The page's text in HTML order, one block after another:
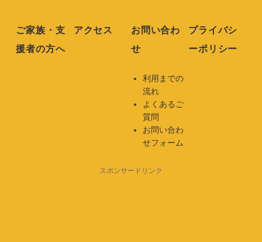
ご家族・支
援者の方へ
アクセス
お問い合わ
せ
利用までの
流れ
よくあるご
質問
お問い合わ
せフォーム
プライバシ
ーポリシー
スポンサードリンク